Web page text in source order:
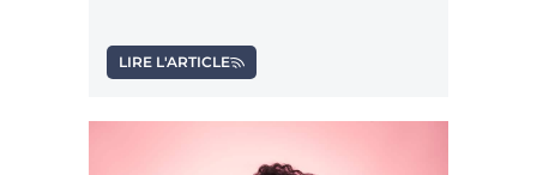
détestable. Mais est-ce une loterie
génétique ?
LIRE L'ARTICLE